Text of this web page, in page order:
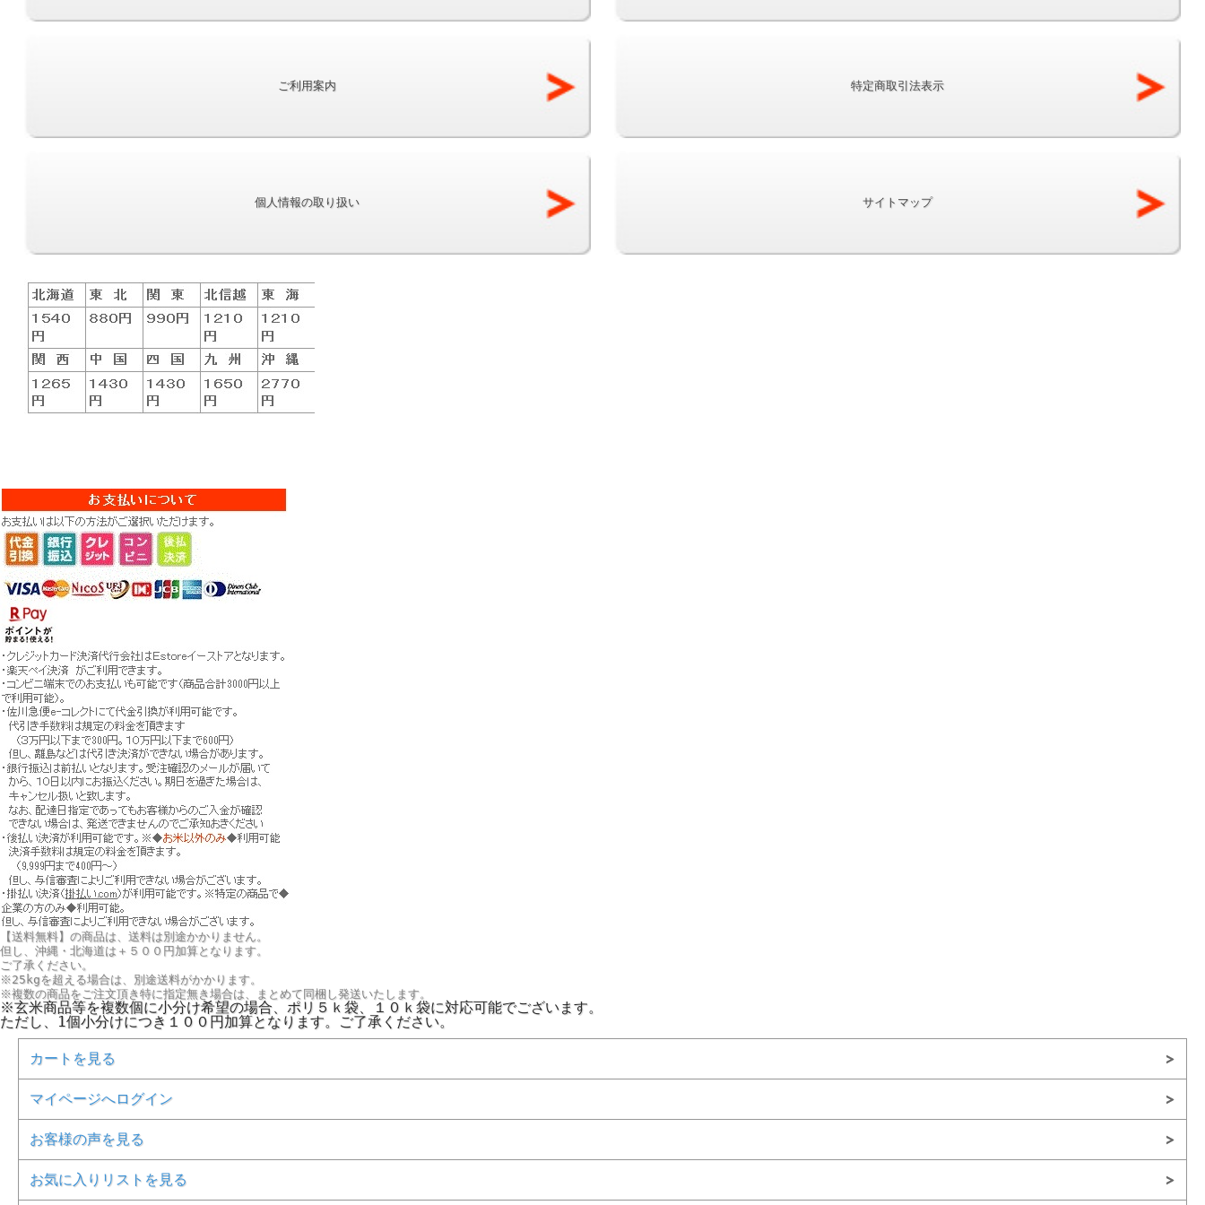
ご利用案内 特定商取引法表示
個人情報の取り扱い サイトマップ
【送料無料】の商品は、送料は別途かかりません。
但し、 沖縄・北海道は＋５００円 加算となります。
ご了承ください。
※25kgを超える場合は、別途送料がかかります。
※複数の商品をご注文頂き特に指定無き場合は、まとめて同梱し発送いたします。
※玄米商品等を複数個に小分け希望の場合、ポリ５ｋ袋、１０ｋ袋に対応可能でございます。
ただし、1個小分けにつき１００円加算となります。ご了承ください。
カートを見る
マイページへログイン
お客様の声を見る
お気に入りリストを見る